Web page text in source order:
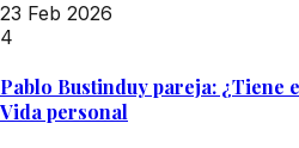
23 Feb 2026
4
Pablo Bustinduy pareja: ¿Tiene
Vida personal